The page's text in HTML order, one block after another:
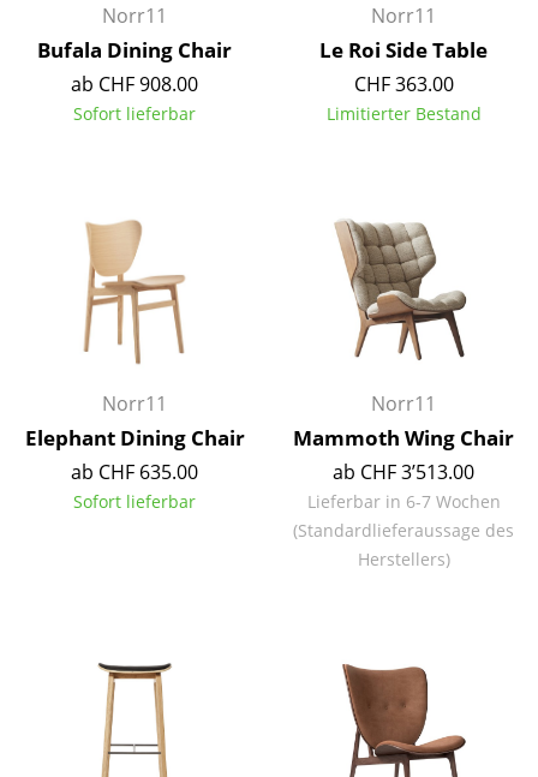
Aufbewahren
Regale & Schränke
Bücherregale
Sideboards & Kommoden
TV Möbel
Beistell- & Rollcontainer
Barmöbel
Garderoben
Kleinaufbewahrung
Einzelteile
Hängeleuchten & Deckenleuchten
Tischleuchten
Schreibtischleuchten
Norr11
Bufala Dining Chair
ab CHF 908.00
Sofort lieferbar
Norr11
Le Roi Side Table
CHF 363.00
Limitierter Bestand
Norr11
Elephant Dining Chair
ab CHF 635.00
Sofort lieferbar
Norr11
Mammoth Wing Chair
ab CHF 3’513.00
Lieferbar in 6-7 Wochen
(Standardlieferaussage des
Herstellers)